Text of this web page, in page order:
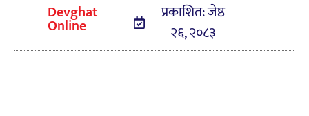
Devghat
Online
प्रकाशित: जेष्ठ
२६, २०८३